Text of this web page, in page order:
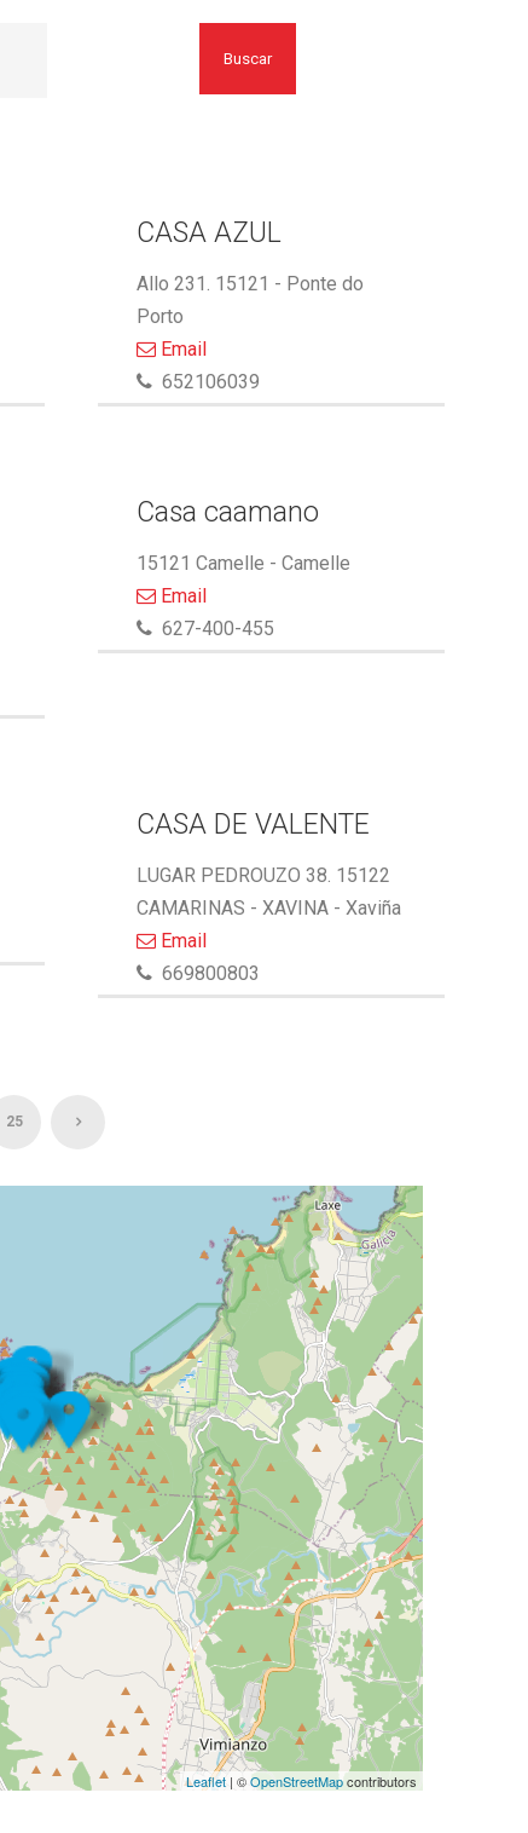
Buscar
CASA AZUL
Allo 231. 15121 - Ponte do
Porto
Email
652106039
Casa caamano
15121 Camelle - Camelle
Email
627-400-455
CASA DE VALENTE
LUGAR PEDROUZO 38. 15122
CAMARINAS - XAVINA - Xaviña
Email
669800803
25
Leaflet | ©OpenStreetMapcontributors